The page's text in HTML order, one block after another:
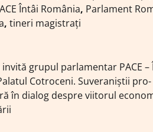
Întâi România, Parlament
, tineri magistrați
grupul parlamentar PACE –
Cotroceni. Suveraniștii pro-
în dialog despre viitorul